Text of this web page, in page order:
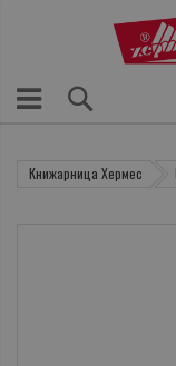
Книжарница Хермес